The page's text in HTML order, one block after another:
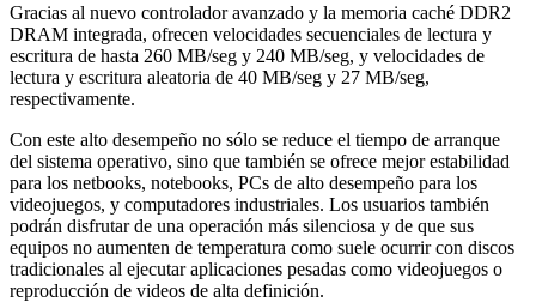
Gracias al nuevo controlador avanzado y la memoria caché DDR2
DRAM integrada, ofrecen velocidades secuenciales de lectura y
escritura de hasta 260 MB/seg y 240 MB/seg, y velocidades de
lectura y escritura aleatoria de 40 MB/seg y 27 MB/seg,
respectivamente.
Con este alto desempeño no sólo se reduce el tiempo de arranque
del sistema operativo, sino que también se ofrece mejor estabilidad
para los netbooks, notebooks, PCs de alto desempeño para los
videojuegos, y computadores industriales. Los usuarios también
podrán disfrutar de una operación más silenciosa y de que sus
equipos no aumenten de temperatura como suele ocurrir con discos
tradicionales al ejecutar aplicaciones pesadas como videojuegos o
reproducción de videos de alta definición.